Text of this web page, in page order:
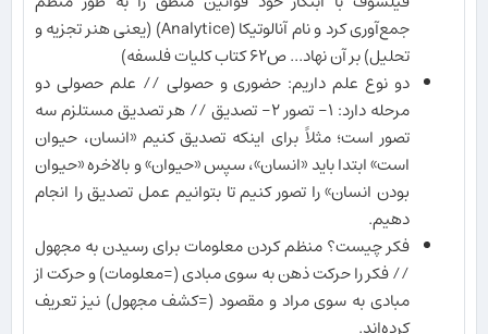
جمع‌آوری کرد و نام آنالوتیکا (Analytice) (یعنی هنر تجزیه و
تحلیل) بر آن نهاد... ص۶٢ کتاب کلیات فلسفه)
دو نوع علم داریم: حضوری و حصولی // علم حصولی دو
مرحله دارد: ١- تصور ٢- تصدیق // هر تصدیق مستلزم سه
تصور است؛ مثلاً برای اینکه تصدیق کنیم «انسان، حیوان
است» ابتدا باید «انسان»، سپس «حیوان» و بالاخره «حیوان
بودن انسان» را تصور کنیم تا بتوانیم عمل تصدیق را انجام
دهیم.
فکر چیست؟ منظم کردن معلومات برای رسیدن به مجهول
// فکر را حرکت ذهن به سوی مبادی (=معلومات) و حرکت از
مبادی به سوی مراد و مقصود (=کشف مجهول) نیز تعریف
کرده‌اند.